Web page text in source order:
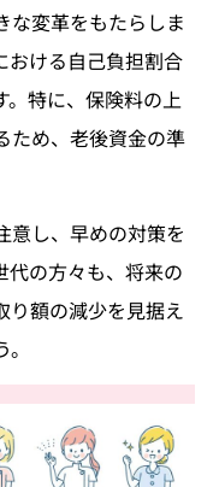
な変革をもたらしま
おける自己負担割合
。特に、保険料の上
ため、老後資金の準
意し、早めの対策を
代の方々も、将来の
額の減少を見据え